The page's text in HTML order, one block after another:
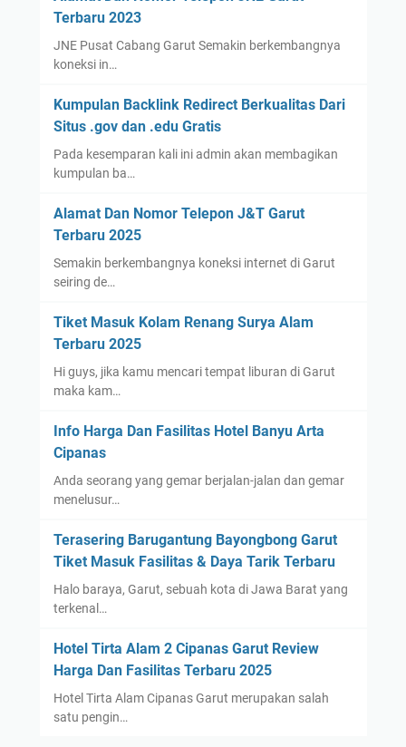
Terbaru 2023
JNE Pusat Cabang Garut Semakin berkembangnya
koneksi in…
Kumpulan Backlink Redirect Berkualitas Dari
Situs .gov dan .edu Gratis
Pada kesemparan kali ini admin akan membagikan
kumpulan ba…
Alamat Dan Nomor Telepon J&T Garut
Terbaru 2025
Semakin berkembangnya koneksi internet di Garut
seiring de…
Tiket Masuk Kolam Renang Surya Alam
Terbaru 2025
Hi guys, jika kamu mencari tempat liburan di Garut
maka kam…
Info Harga Dan Fasilitas Hotel Banyu Arta
Cipanas
Anda seorang yang gemar berjalan-jalan dan gemar
menelusur…
Terasering Barugantung Bayongbong Garut
Tiket Masuk Fasilitas & Daya Tarik Terbaru
Halo baraya, Garut, sebuah kota di Jawa Barat yang
terkenal…
Hotel Tirta Alam 2 Cipanas Garut Review
Harga Dan Fasilitas Terbaru 2025
Hotel Tirta Alam Cipanas Garut merupakan salah
satu pengin…